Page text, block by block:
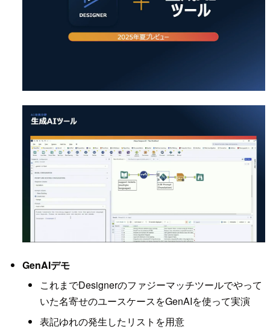
GenAIデモ
これまでDesignerのファジーマッチツールでやって
いた名寄せのユースケースをGenAIを使って実演
表記ゆれの発生したリストを用意